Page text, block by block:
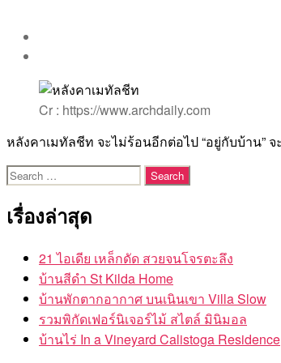
Cr : https://www.archdaily.com
หลังคาเมทัลชีท จะไม่ร้อนอีกต่อไป “อยู่กับบ้าน”
Search
for:
เรื่องล่าสุด
21 ไอเดีย เหล็กดัด สวยจนโจรตะลึง
บ้านสีดำ St Kilda Home
บ้านพักตากอากาศ บนเนินเขา Villa Slow
รวมพิกัดเฟอร์นิเจอร์ไม้ สไตล์ มินิมอล
บ้านไร่ In a Vineyard Calistoga Residence